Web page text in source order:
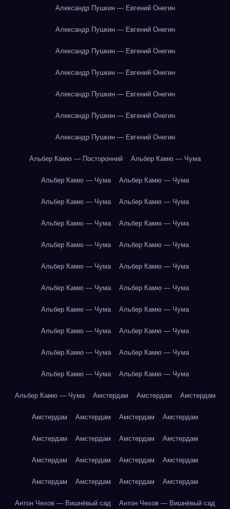
Александр Пушкин — Евгений Онегин
Александр Пушкин — Евгений Онегин
Александр Пушкин — Евгений Онегин
Александр Пушкин — Евгений Онегин
Александр Пушкин — Евгений Онегин
Александр Пушкин — Евгений Онегин
Александр Пушкин — Евгений Онегин
Альбер Камю — Посторонний Альбер Камю — Чума
Альбер Камю — Чума Альбер Камю — Чума
Альбер Камю — Чума Альбер Камю — Чума
Альбер Камю — Чума Альбер Камю — Чума
Альбер Камю — Чума Альбер Камю — Чума
Альбер Камю — Чума Альбер Камю — Чума
Альбер Камю — Чума Альбер Камю — Чума
Альбер Камю — Чума Альбер Камю — Чума
Альбер Камю — Чума Альбер Камю — Чума
Альбер Камю — Чума Альбер Камю — Чума
Альбер Камю — Чума Альбер Камю — Чума
Альбер Камю — Чума Амстердам Амстердам Амстердам
Амстердам Амстердам Амстердам Амстердам
Амстердам Амстердам Амстердам Амстердам
Амстердам Амстердам Амстердам Амстердам
Амстердам Амстердам Амстердам Амстердам
Антон Чехов — Вишнёвый сад Антон Чехов — Вишнёвый сад